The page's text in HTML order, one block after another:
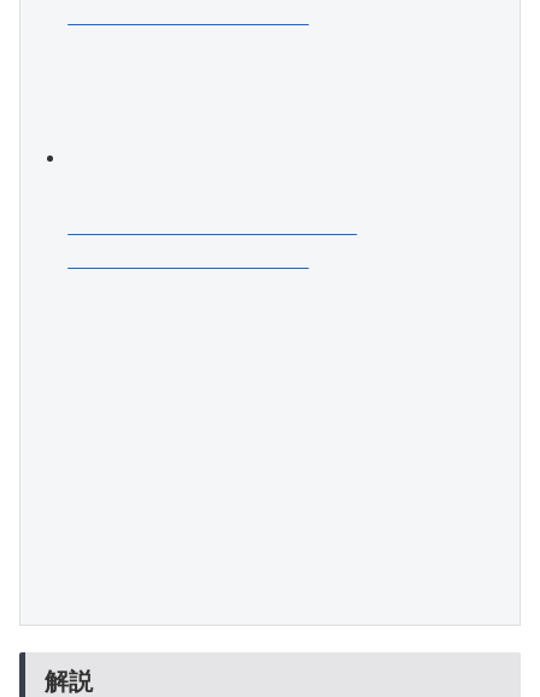
解説